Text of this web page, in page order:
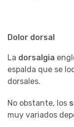
Dolor dorsal
La dorsalgia
espalda que se
dorsales.
No obstante, los
muy variados